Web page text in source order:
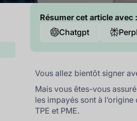
Résumer cet article avec :
Chatgpt
Vous allez bientôt signer
Mais vous êtes-vous
les impayés sont à
TPE et PME.